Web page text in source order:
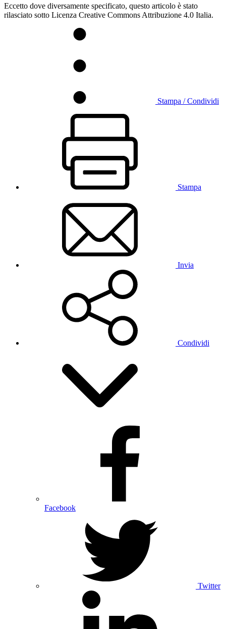
Eccetto dove diversamente specificato, questo articolo è stato
rilasciato sotto Licenza Creative Commons Attribuzione 4.0 Italia.
Stampa / Condividi
Stampa
Invia
Condividi
Facebook
Twitter